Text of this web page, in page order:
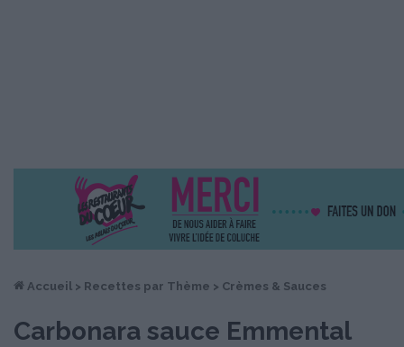
Accueil > Recettes par Thème > Crèmes & Sauces
Carbonara sauce Emmental